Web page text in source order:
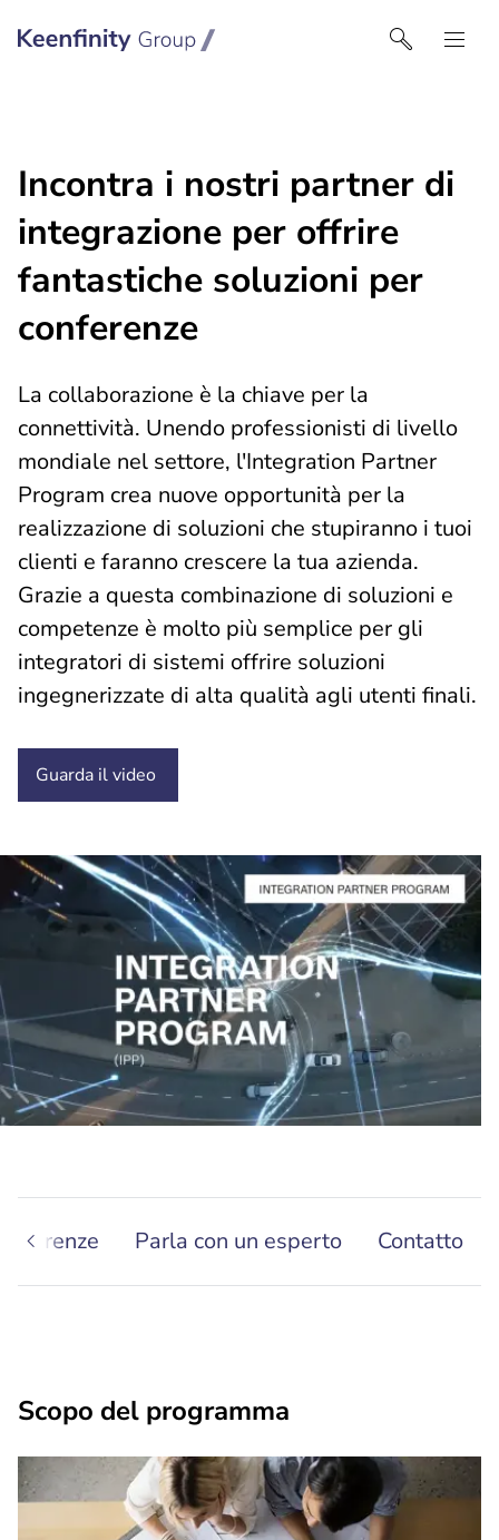
Keenfinity Group I Italy
Incontra i nostri partner di
integrazione per offrire
fantastiche soluzioni per
conferenze
La collaborazione è la chiave per la
connettività. Unendo professionisti di livello
mondiale nel settore, l'Integration Partner
Program crea nuove opportunità per la
realizzazione di soluzioni che stupiranno i tuoi
clienti e faranno crescere la tua azienda.
Grazie a questa combinazione di soluzioni e
competenze è molto più semplice per gli
integratori di sistemi offrire soluzioni
ingegnerizzate di alta qualità agli utenti finali.
Guarda il video
Parla con un esperto Contatto
Scopo del programma